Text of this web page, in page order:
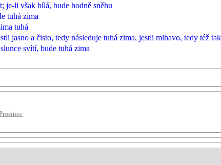
je-li však bílá, bude hodně sněhu
tuhá zima
tuhá
jasno a čisto, tedy následuje tuhá zima, jestli mlhavo, tedy též
svítí, bude tuhá zima